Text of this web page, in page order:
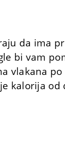
da ima
bi vam
vlakana
kalorija od